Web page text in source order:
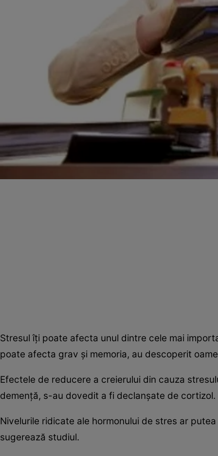
Stresul îţi poate afecta unul dintre cele mai
poate afecta grav şi memoria, au descoperit
Efectele de reducere a creierului din cauza
demenţă, s-au dovedit a fi declanşate de cortizol.
Nivelurile ridicate ale hormonului de stres ar
sugerează studiul.